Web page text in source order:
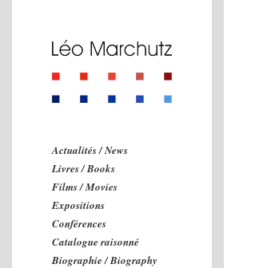
Actualités / News
Livres / Books
Films / Movies
Expositions
Conférences
Catalogue raisonné
Biographie / Biography